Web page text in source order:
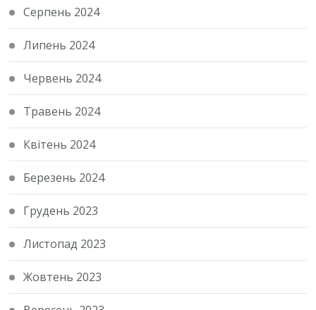
Серпень 2024
Липень 2024
Червень 2024
Травень 2024
Квітень 2024
Березень 2024
Грудень 2023
Листопад 2023
Жовтень 2023